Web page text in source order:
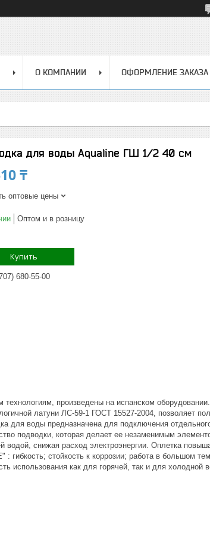
О КОМПАНИИ ОФОРМЛЕНИЕ ЗАКАЗА
для воды Aqualine ГШ 1/2 40 см
₸
оптовые цены
Оптом и в розницу
Купить
680-55-00
произведены на испанском
латуни ЛС-59-1 ГОСТ 15527-2004, позволяет
для воды предназначена для подключения
подводки, которая делает ее незаменимым
снижая расход электроэнергии. Оплетка
гибкость; стойкость к коррозии; работа в большом
использования как для горячей, так и для холодной